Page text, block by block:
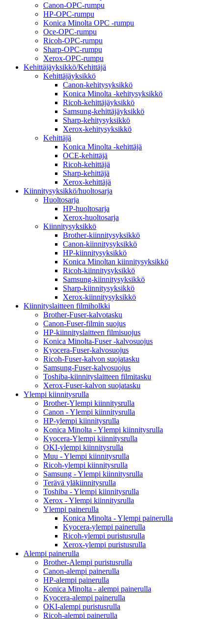
Canon-OPC-rumpu
HP-OPC-rumpu
Konica Minolta OPC -rumpu
Oce-OPC-rumpu
Ricoh-OPC-rumpu
Sharp-OPC-rumpu
Xerox-OPC-rumpu
Kehittäjäyksikkö/Kehittäjä
Kehittäjäyksikkö
Canon-kehitysyksikkö
Konica Minolta -kehitysyksikkö
Ricoh-kehittäjäyksikkö
Samsung-kehittäjäyksikkö
Sharp-kehitysyksikkö
Xerox-kehitysyksikkö
Kehittäjä
Konica Minolta -kehittäjä
OCE-kehittäjä
Ricoh-kehittäjä
Sharp-kehittäjä
Xerox-kehittäjä
Kiinnitysyksikkö/huoltosarja
Huoltosarja
HP-huoltosarja
Xerox-huoltosarja
Kiinnitysyksikkö
Brother-kiinnitysyksikkö
Canon-kiinnitysyksikkö
HP-kiinnitysyksikkö
Konica Minoltan kiinnitysyksikkö
Ricoh-kiinnitysyksikkö
Samsung-kiinnitysyksikkö
Sharp-kiinnitysyksikkö
Xerox-kiinnitysyksikkö
Kiinnityslaitteen filmiholkki
Brother-Fuser-kalvotasku
Canon-Fuser-filmin suojus
HP-kiinnityslaitteen filmisuojus
Konica Minolta-Fuser -kalvosuojus
Kyocera-Fuser-kalvosuojus
Ricoh-Fuser-kalvon suojatasku
Samsung-Fuser-kalvosuojus
Toshiba-kiinnityslaitteen filmitasku
Xerox-Fuser-kalvon suojatasku
Ylempi kiinnitysrulla
Brother-Ylempi kiinnitysrulla
Canon - Ylempi kiinnitysrulla
HP-ylempi kiinnitysrulla
Konica Minolta - Ylempi kiinnitysrulla
Kyocera-Ylempi kiinnitysrulla
OKI-ylempi kiinnitysrulla
Muu - Ylempi kiinnitysrulla
Ricoh-ylempi kiinnitysrulla
Samsung - Ylempi kiinnitysrulla
Terävä yläkiinnitysrulla
Toshiba - Ylempi kiinnitysrulla
Xerox - Ylempi kiinnitysrulla
Ylempi painerulla
Konica Minolta - Ylempi painerulla
Kyocera-ylempi painerulla
Ricoh-ylempi puristusrulla
Xerox-ylempi puristusrulla
Alempi painerulla
Brother-Alempi puristusrulla
Canon-alempi painerulla
HP-alempi painerulla
Konica Minolta - alempi painerulla
Kyocera-alempi painerulla
OKI-alempi puristusrulla
Ricoh-alempi painerulla